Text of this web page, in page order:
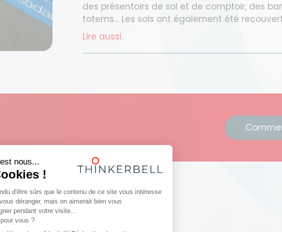
des présentoirs de sol et de comptoir, des
totems… Les sols ont également été
Lire aussi.
Réalisations